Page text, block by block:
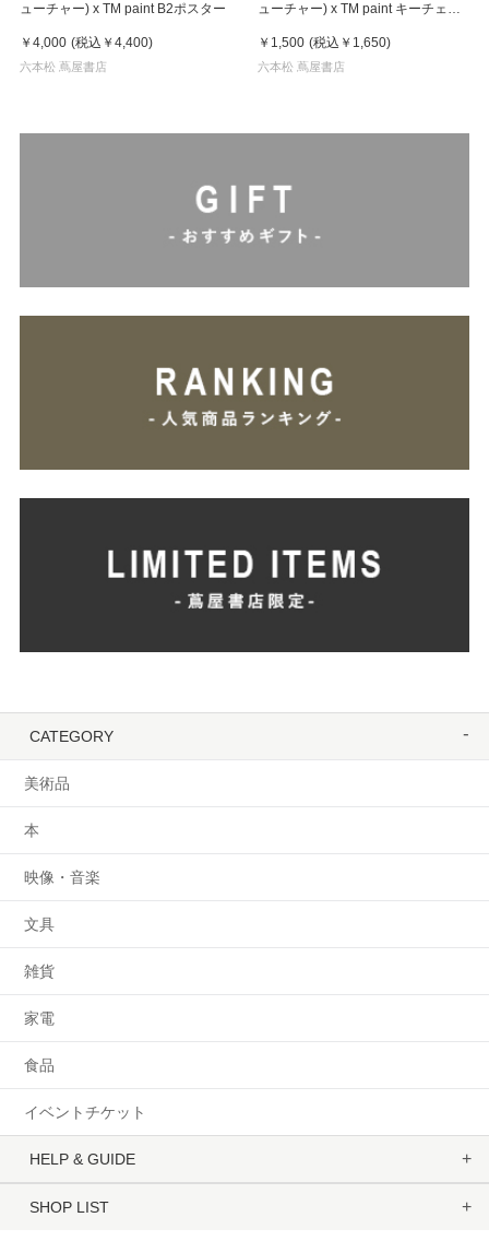
ューチャー) x TM paint B2ポスター
￥4,000 (税込 ￥4,400)
六本松 蔦屋書店
ューチャー) x TM paint キーチェー
￥1,500 (税込 ￥1,650)
六本松 蔦屋書店
CATEGORY
美術品
本
映像・音楽
文具
雑貨
家電
食品
イベントチケット
HELP & GUIDE
SHOP LIST